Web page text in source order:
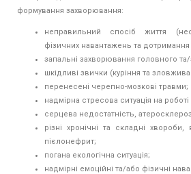
формування захворювання:
неправильний спосіб життя
фізичних навантажень та
запальні захворювання головного
шкідливі звички (куріння та
перенесені черепно-мозкові травми;
надмірна стресова ситуація на
серцева недостатність,
різні хронічні та складні
пієлонефрит;
погана екологічна ситуація;
надмірні емоційні та/або фізичні